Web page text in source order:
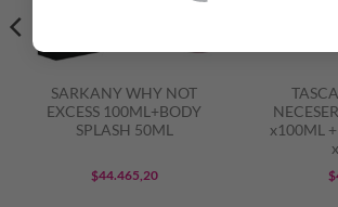
SARKANY WHY NOT
EXCESS 100ML+BODY
SPLASH 50ML
$44.465,20
x100ML
$